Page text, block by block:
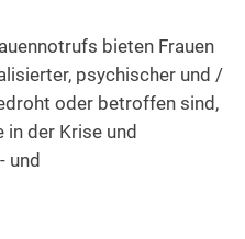
bieten Frauen
psychischer und /
oder betroffen sind,
der Krise und
und